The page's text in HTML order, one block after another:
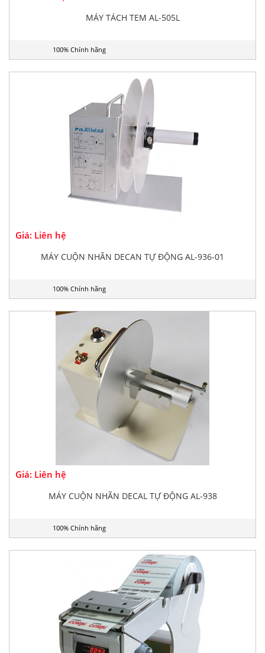
MÁY TÁCH TEM AL-505L
100% Chính hãng
Giá: Liên hệ
MÁY CUỘN NHÃN DECAN TỰ ĐỘNG AL-936-01
100% Chính hãng
Giá: Liên hệ
MÁY CUỘN NHÃN DECAL TỰ ĐỘNG AL-938
100% Chính hãng